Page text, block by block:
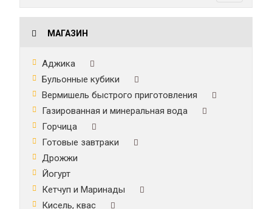
navigation
МАГАЗИН
Аджика
Бульонные кубики
Вермишель быстрого приготовления
Газированная и минеральная вода
Горчица
Готовые завтраки
Дрожжи
Йогурт
Кетчуп и Маринады
Кисель, квас